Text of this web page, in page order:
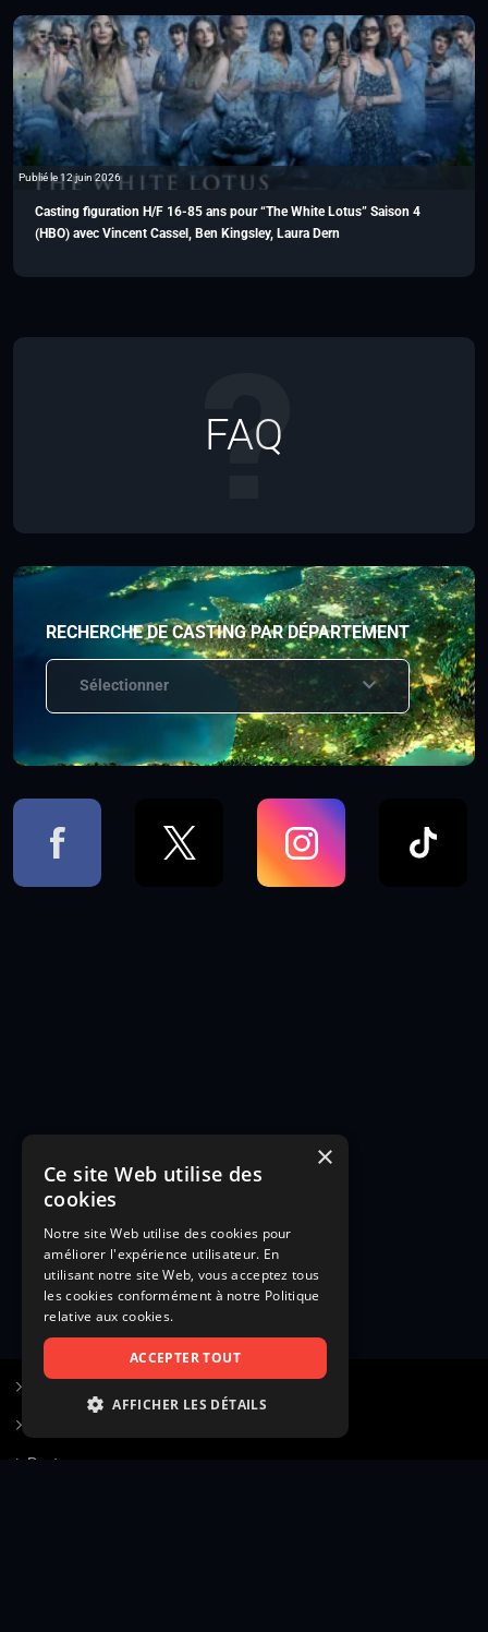
Publié le 12 juin 2026
Casting figuration H/F 16-85 ans pour “The White Lotus” Saison 4
(HBO) avec Vincent Cassel, Ben Kingsley, Laura Dern
FAQ
RECHERCHE DE CASTING PAR DÉPARTEMENT
Sélectionner
Poster une annonce
×
Ce site Web utilise des
cookies
Notre site Web utilise des cookies pour
améliorer l'expérience utilisateur. En
utilisant notre site Web, vous acceptez tous
les cookies conformément à notre Politique
relative aux cookies.
ACCEPTER TOUT
AFFICHER LES DÉTAILS